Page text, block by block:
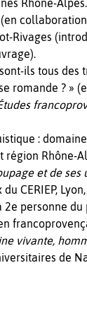
Rhône-Alpes.
collaboration
Rivages
ils tous des
romande ? »
: domaine
Rhône-
et de ses
du CERIEP,
2e personne
vivante,
de